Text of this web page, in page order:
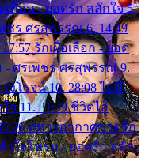
เทือน - ยอดรัก สลักใจ 5.
ชร ศรสุพรรณ 6. 14:49
รักเผื่อเลือก - ยอด
- ศรเพชร ศรสุพรรณ 9.
งโรจน์ 10. 28:08 ไม่มี
จ 11. 31:29 ชีวิตไอ้
ทหารอากาศขาดรัก
วใจโทรม - ยอดรัก สลัก